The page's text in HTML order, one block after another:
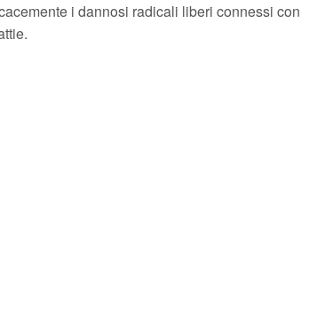
i dannosi radicali liberi connessi con